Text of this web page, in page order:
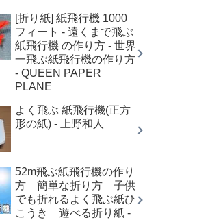
[折り紙] 紙飛行機 1000
フィート - 遠くまで飛ぶ
紙飛行機 の作り方 - 世界
一飛ぶ紙飛行機の作り方
- QUEEN PAPER
PLANE
よく飛ぶ 紙飛行機(正方
形の紙) - 上野和人
52m飛ぶ紙飛行機の作り
方 簡単な折り方 子供
でも折れるよく飛ぶ紙ひ
こうき 遊べる折り紙 -